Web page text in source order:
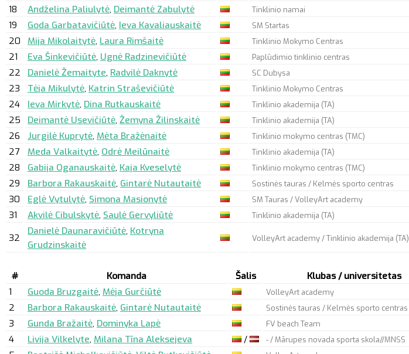
18
Andželina Paliulytė, Deimantė Zabulytė Tinklinio namai
19
Goda Garbatavičiūtė, Ieva Kavaliauskaitė SM Startas
20
Mija Mikolaitytė, Laura Rimšaitė Tinklinio Mokymo Centras
21
Eva Šinkevičiūtė, Ugnė Radzinevičiūtė Paplūdimio tinklinio centras
22
Danielė Žemaityte, Radvilė Daknytė SC Dubysa
23
Tėja Mikulytė, Katrin Straševičiūtė Tinklinio Mokymo Centras
24
Ieva Mirkytė, Dina Rutkauskaitė Tinklinio akademija (TA)
25
Deimantė Usevičiūtė, Žemyna Žilinskaitė Tinklinio akademija (TA)
26
Jurgilė Kuprytė, Mėta Bražėnaitė Tinklinio mokymo centras (TMC)
27
Meda Valkaitytė, Odrė Meilūnaitė Tinklinio akademija (TA)
28
Gabija Oganauskaitė, Kaja Kveselytė Tinklinio mokymo centras (TMC)
29
Barbora Rakauskaitė, Gintarė Nutautaitė Sostinės tauras / Kelmės sporto centras
30
Eglė Vytulytė, Simona Masionytė SM Tauras / VolleyArt academy
31
Akvilė Cibulskytė, Saulė Gervyliūtė Tinklinio akademija (TA)
32
Danielė Daunaravičiūtė, Kotryna
Grudzinskaitė
VolleyArt academy / Tinklinio akademija (TA)
# Komanda Šalis Klubas / universitetas
1
Guoda Bruzgaitė, Mėja Gurčiūtė VolleyArt academy
2
Barbora Rakauskaitė, Gintarė Nutautaitė Sostinės tauras / Kelmės sporto centras
3
Gunda Bražaitė, Dominyka Lapė FV beach Team
4
Livija Vilkelyte, Milana Tīna Aleksejeva / - / Mārupes novada sporta skola//MNSS